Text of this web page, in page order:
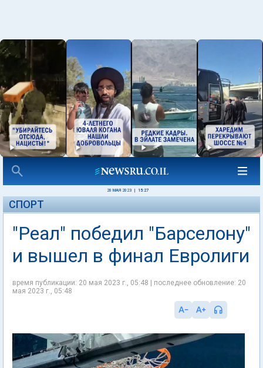
20 МАЯ 2023 15:27
СПОРТ
"Реал" победил "Барселону"
и вышел в финал Евролиги
время публикации: 20 мая 2023 г., 05:48 | последнее обновление: 20
мая 2023 г., 05:48